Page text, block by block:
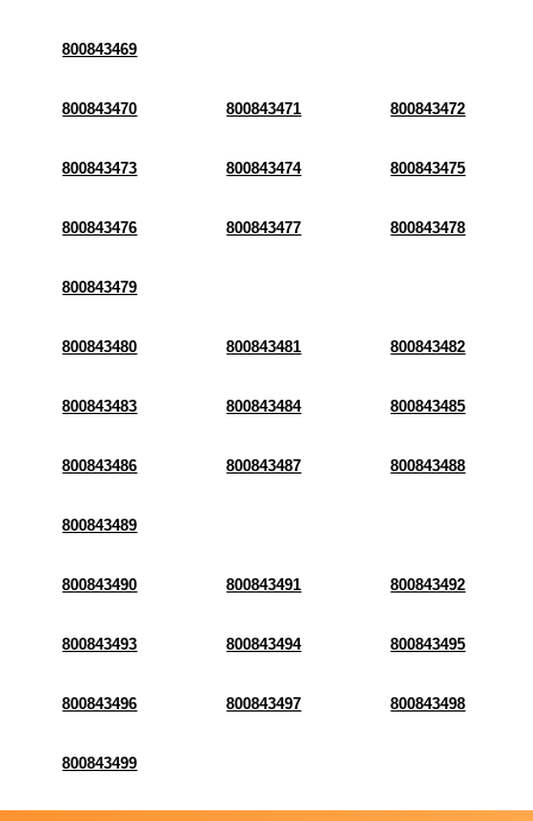
800843469
800843470 800843471 800843472
800843473 800843474 800843475
800843476 800843477 800843478
800843479
800843480 800843481 800843482
800843483 800843484 800843485
800843486 800843487 800843488
800843489
800843490 800843491 800843492
800843493 800843494 800843495
800843496 800843497 800843498
800843499